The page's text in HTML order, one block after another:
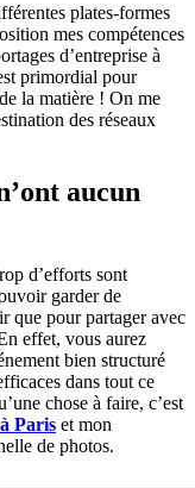
plates-formes
mes compétences
d’entreprise à
primordial pour
la matière ! On me
des réseaux
aucun
d’efforts sont
garder de
que pour partager avec
effet, vous aurez
bien structuré
dans tout ce
chose à faire, c’est
Paris et mon
de photos.